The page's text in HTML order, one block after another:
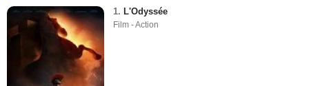
1. L'Odyssée
Film - Action